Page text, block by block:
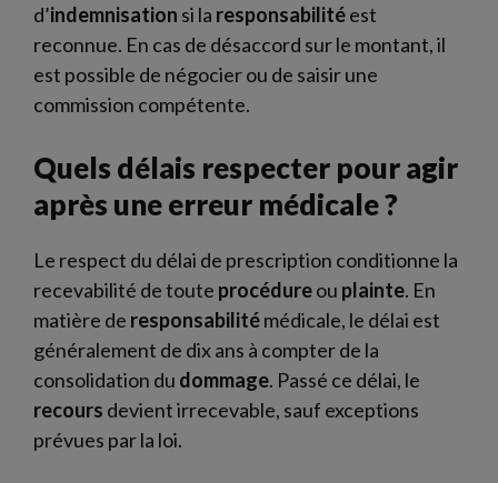
d’indemnisation si la responsabilitéest
reconnue. En cas de désaccord sur le montant, il
est possible de négocier ou de saisir une
commission compétente.
Quels délais respecter pour agir
après une erreur médicale ?
Le respect du délai de prescription conditionne la
recevabilité de toute procédureou plainte. En
matière de responsabilitémédicale, le délai est
généralement de dix ans à compter de la
consolidation du dommage. Passé ce délai, le
recours devient irrecevable, sauf exceptions
prévues par la loi.